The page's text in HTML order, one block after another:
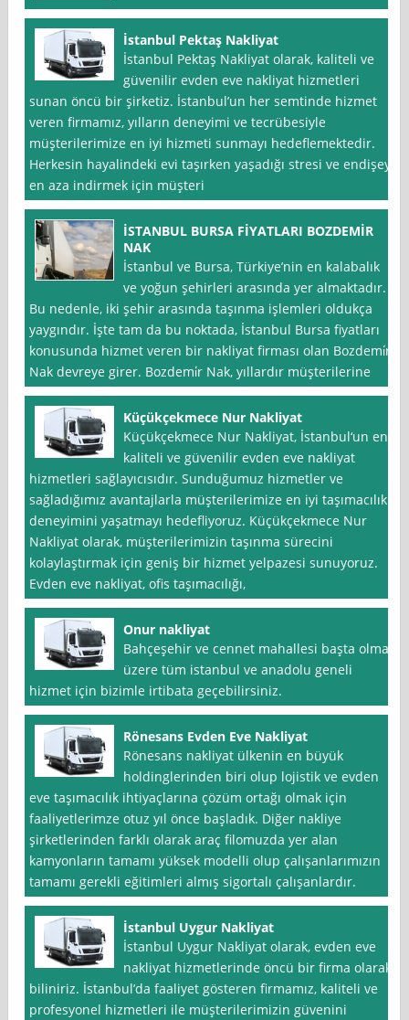
İstanbul Pektaş Nakliyat
İstanbul Pektaş Nakliyat olarak, kaliteli ve
güvenilir evden eve nakliyat hizmetleri
sunan öncü bir şirketiz. İstanbul’un her semtinde hizmet
veren firmamız, yılların deneyimi ve tecrübesiyle
müşterilerimize en iyi hizmeti sunmayı hedeflemektedir.
Herkesin hayalindeki evi taşırken yaşadığı stresi ve endişeyi
en aza indirmek için müşteri
İSTANBUL BURSA FİYATLARI BOZDEMİR
NAK
İstanbul ve Bursa, Türkiye’nin en kalabalık
ve yoğun şehirleri arasında yer almaktadır.
Bu nedenle, iki şehir arasında taşınma işlemleri oldukça
yaygındır. İşte tam da bu noktada, İstanbul Bursa fiyatları
konusunda hizmet veren bir nakliyat firması olan Bozdemi̇r
Nak devreye girer. Bozdemi̇r Nak, yıllardır müşterilerine
Küçükçekmece Nur Nakliyat
Küçükçekmece Nur Nakliyat, İstanbul‘un en
kaliteli ve güvenilir evden eve nakliyat
hizmetleri sağlayıcısıdır. Sunduğumuz hizmetler ve
sağladığımız avantajlarla müşterilerimize en iyi taşımacılık
deneyimini yaşatmayı hedefliyoruz. Küçükçekmece Nur
Nakliyat olarak, müşterilerimizin taşınma sürecini
kolaylaştırmak için geniş bir hizmet yelpazesi sunuyoruz.
Evden eve nakliyat, ofis taşımacılığı,
Onur nakliyat
Bahçeşehir ve cennet mahallesi başta olmak
üzere tüm istanbul ve anadolu geneli
hizmet için bizimle irtibata geçebilirsiniz.
Rönesans Evden Eve Nakliyat
Rönesans nakliyat ülkenin en büyük
holdinglerinden biri olup lojistik ve evden
eve taşımacılık ihtiyaçlarına çözüm ortağı olmak için
faaliyetlerimze otuz yıl önce başladık. Diğer nakliye
şirketlerinden farklı olarak araç filomuzda yer alan
kamyonların tamamı yüksek modelli olup çalışanlarımızın
tamamı gerekli eğitimleri almış sigortalı çalışanlardır.
İstanbul Uygur Nakliyat
İstanbul Uygur Nakliyat olarak, evden eve
nakliyat hizmetlerinde öncü bir firma olarak
biliniriz. İstanbul’da faaliyet gösteren firmamız, kaliteli ve
profesyonel hizmetleri ile müşterilerimizin güvenini